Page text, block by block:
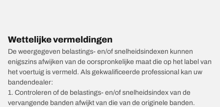
Wettelijke vermeldingen
De weergegeven belastings- en/of snelheidsindexen kunnen
enigszins afwijken van de oorspronkelijke maat die op het label van
het voertuig is vermeld. Als gekwalificeerde professional kan uw
bandendealer:
1. Controleren of de belastings- en/of snelheidsindex van de
vervangende banden afwijkt van die van de originele banden.